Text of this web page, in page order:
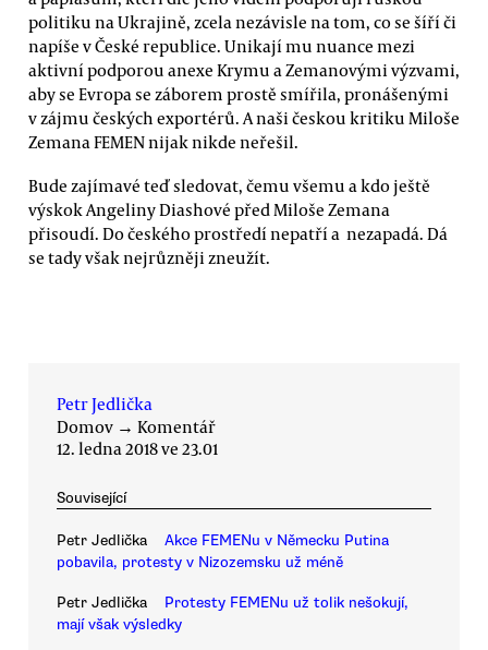
politiku na Ukrajině, zcela nezávisle na tom, co se šíří či
napíše v České republice. Unikají mu nuance mezi
aktivní podporou anexe Krymu a Zemanovými výzvami,
aby se Evropa se záborem prostě smířila, pronášenými
v zájmu českých exportérů. A naši českou kritiku Miloše
Zemana FEMEN nijak nikde neřešil.
Bude zajímavé teď sledovat, čemu všemu a kdo ještě
výskok Angeliny Diashové před Miloše Zemana
přisoudí. Do českého prostředí nepatří a nezapadá. Dá
se tady však nejrůzněji zneužít.
Petr Jedlička
Domov → Komentář
12. ledna 2018 ve 23.01
Související
Petr Jedlička
Akce FEMENu v Německu Putina
pobavila, protesty v Nizozemsku už méně
Petr Jedlička
Protesty FEMENu už tolik nešokují,
mají však výsledky